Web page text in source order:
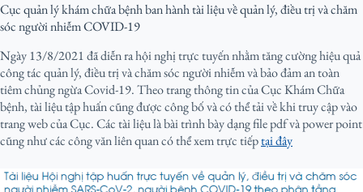
Cục quản lý khám chữa bệnh ban hành tài liệu về quản lý, điều trị và chăm
sóc người nhiễm COVID-19
Ngày 13/8/2021 đã diễn ra hội nghị trực tuyến nhằm tăng cường hiệu quả
công tác quản lý, điều trị và chăm sóc người nhiễm và bảo đảm an toàn
tiêm chủng ngừa Covid-19. Theo trang thông tin của Cục Khám Chữa
bệnh, tài liệu tập huấn cũng được công bố và có thể tải về khi truy cập vào
trang web của Cục. Các tài liệu là bài trình bày dạng file pdf và power point
cũng như các công văn liên quan có thể xem trực tiếptại đây